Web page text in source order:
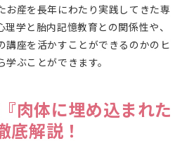
お産を長年にわたり実践してきた専
学と胎内記憶教育との関係性や、
講座を活かすことができるのかのヒ
ぶことができます。
肉体に埋め込まれた
底解説！